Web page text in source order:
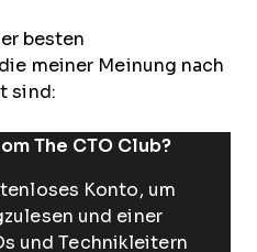
besten
meiner Meinung nach
sind:
The CTO Club?
Konto, um
und einer
und Technikleitern